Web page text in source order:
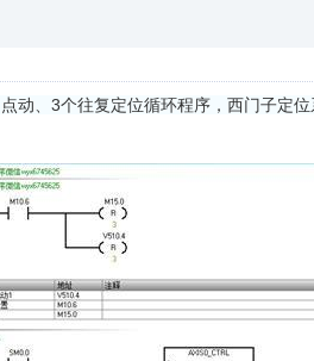
动、3个往复定位循环程序，西门子定